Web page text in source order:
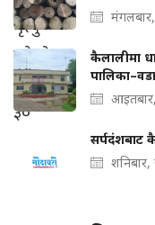
कैलालीमा
सर्पदंशबाट